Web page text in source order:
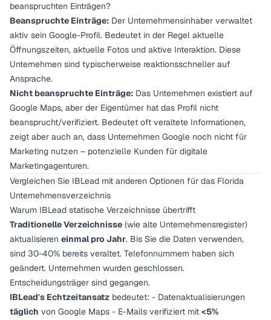
beanspruchten Einträgen?
Beanspruchte Einträge: Der Unternehmensinhaber verwaltet
aktiv sein Google-Profil. Bedeutet in der Regel aktuelle
Öffnungszeiten, aktuelle Fotos und aktive Interaktion. Diese
Unternehmen sind typischerweise reaktionsschneller auf
Ansprache.
Nicht beanspruchte Einträge: Das Unternehmen existiert auf
Google Maps, aber der Eigentümer hat das Profil nicht
beansprucht/verifiziert. Bedeutet oft veraltete Informationen,
zeigt aber auch an, dass Unternehmen Google noch nicht für
Marketing nutzen – potenzielle Kunden für digitale
Marketingagenturen.
Vergleichen Sie IBLead mit anderen Optionen für das Florida
Unternehmensverzeichnis
Warum IBLead statische Verzeichnisse übertrifft
Traditionelle Verzeichnisse (wie alte Unternehmensregister)
aktualisieren einmal pro Jahr. Bis Sie die Daten verwenden,
sind 30-40% bereits veraltet. Telefonnummern haben sich
geändert. Unternehmen wurden geschlossen.
Entscheidungsträger sind gegangen.
IBLead's Echtzeitansatz bedeutet: - Datenaktualisierungen
täglich von Google Maps - E-Mails verifiziert mit <5%